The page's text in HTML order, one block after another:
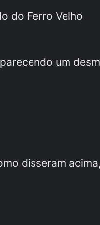
do Ferro Velho
um
disseram